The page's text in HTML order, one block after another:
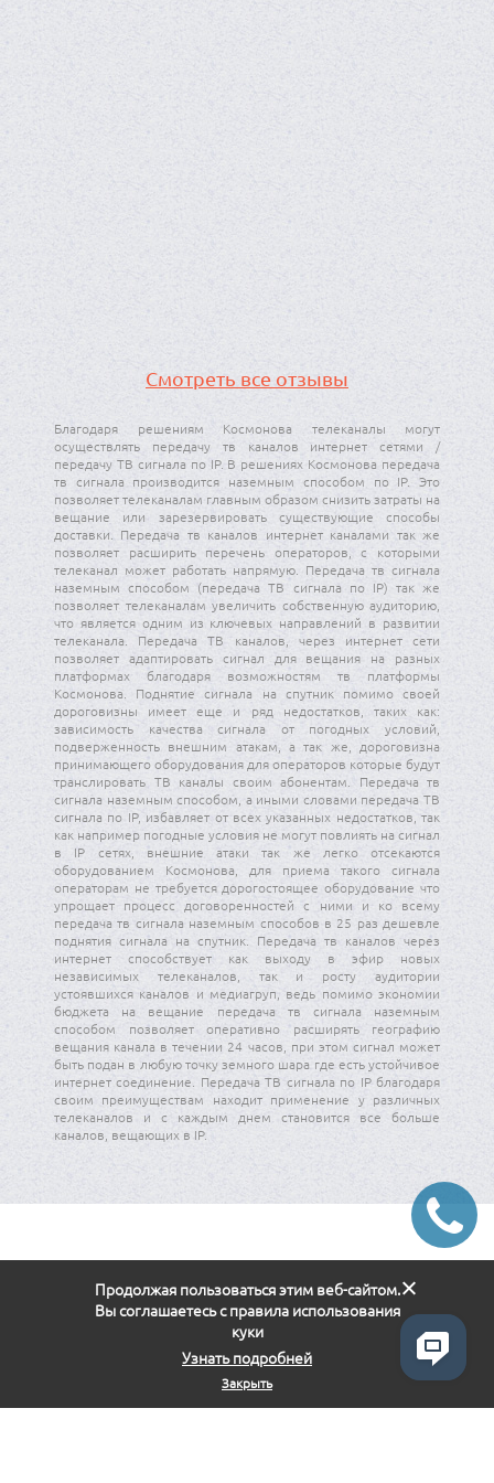
что благодаря интернет трансляции, которую
спортивный праздник и будут болеть за наших
будущем.. Генеральный директор Зураб Аласания.
Смотреть все отзывы
Благодаря решениям Космонова телеканалы могут
осуществлять передачу тв каналов интернет сетями /
передачу ТВ сигнала по IP. В решениях Космонова передача
тв сигнала производится наземным способом по IP. Это
позволяет телеканалам главным образом снизить затраты на
вещание или зарезервировать существующие способы
доставки. Передача тв каналов интернет каналами так же
позволяет расширить перечень операторов, с которыми
телеканал может работать напрямую. Передача тв сигнала
наземным способом (передача ТВ сигнала по IP) так же
позволяет телеканалам увеличить собственную аудиторию,
что является одним из ключевых направлений в развитии
телеканала. Передача ТВ каналов, через интернет сети
позволяет адаптировать сигнал для вещания на разных
платформах благодаря возможностям тв платформы
Космонова. Поднятие сигнала на спутник помимо своей
дороговизны имеет еще и ряд недостатков, таких как:
зависимость качества сигнала от погодных условий,
подверженность внешним атакам, а так же, дороговизна
принимающего оборудования для операторов которые будут
транслировать ТВ каналы своим абонентам. Передача тв
сигнала наземным способом, а иными словами передача ТВ
сигнала по IP, избавляет от всех указанных недостатков, так
как например погодные условия не могут повлиять на сигнал
в IP сетях, внешние атаки так же легко отсекаются
оборудованием Космонова, для приема такого сигнала
операторам не требуется дорогостоящее оборудование что
упрощает процесс договоренностей с ними и ко всему
передача тв сигнала наземным способов в 25 раз дешевле
поднятия сигнала на спутник. Передача тв каналов через
интернет способствует как выходу в эфир новых
независимых телеканалов, так и росту аудитории
устоявшихся каналов и медиагруп, ведь помимо экономии
бюджета на вещание передача тв сигнала наземным
способом позволяет оперативно расширять географию
вещания канала в течении 24 часов, при этом сигнал может
быть подан в любую точку земного шара где есть устойчивое
интернет соединение. Передача ТВ сигнала по IP благодаря
своим преимуществам находит применение у различных
телеканалов и с каждым днем становится все больше
каналов, вещающих в IP.
Продолжая пользоваться этим веб-сайтом.
Вы соглашаетесь с правила использования
куки
Узнать подробней
Закрыть